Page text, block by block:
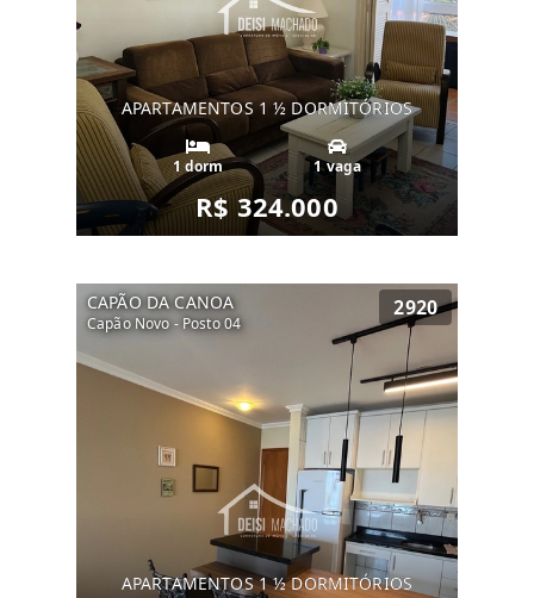
APARTAMENTOS 1 ½ DORMITÓRIOS
1 dorm 1 vaga
R$ 324.000
CAPÃO DA CANOA
Capão Novo - Posto 04
2920
APARTAMENTOS 1 ½ DORMITÓRIOS